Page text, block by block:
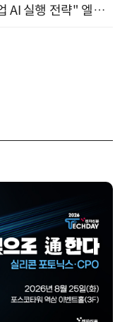
"AI ROI 시대, 투자 성과 높이는 기업 AI 실행 전략" 엘타워 6층 (9월 18일)